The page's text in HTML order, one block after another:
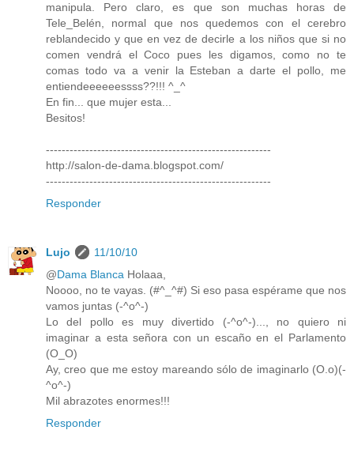
manipula. Pero claro, es que son muchas horas de
Tele_Belén, normal que nos quedemos con el cerebro
reblandecido y que en vez de decirle a los niños que si no
comen vendrá el Coco pues les digamos, como no te
comas todo va a venir la Esteban a darte el pollo, me
entiendeeeeeessss??!!! ^_^
En fin... que mujer esta...
Besitos!
---------------------------------------------------------
http://salon-de-dama.blogspot.com/
---------------------------------------------------------
Responder
Lujo
11/10/10
@Dama Blanca Holaaa,
Noooo, no te vayas. (#^_^#) Si eso pasa espérame que nos
vamos juntas (-^o^-)
Lo del pollo es muy divertido (-^o^-)..., no quiero ni
imaginar a esta señora con un escaño en el Parlamento
(O_O)
Ay, creo que me estoy mareando sólo de imaginarlo (O.o)(-
^o^-)
Mil abrazotes enormes!!!
Responder